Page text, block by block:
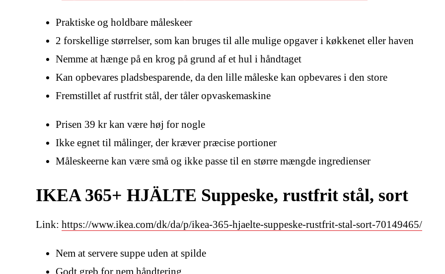
Praktiske og holdbare måleskeer
2 forskellige størrelser, som kan bruges til alle mulige opgaver i køkkenet eller haven
Nemme at hænge på en krog på grund af et hul i håndtaget
Kan opbevares pladsbesparende, da den lille måleske kan opbevares i den store
Fremstillet af rustfrit stål, der tåler opvaskemaskine
Prisen 39 kr kan være høj for nogle
Ikke egnet til målinger, der kræver præcise portioner
Måleskeerne kan være små og ikke passe til en større mængde ingredienser
IKEA 365+ HJÄLTE Suppeske, rustfrit stål, sort
Link: https://www.ikea.com/dk/da/p/ikea-365-hjaelte-suppeske-rustfrit-stal-sort-70149465/
Nem at servere suppe uden at spilde